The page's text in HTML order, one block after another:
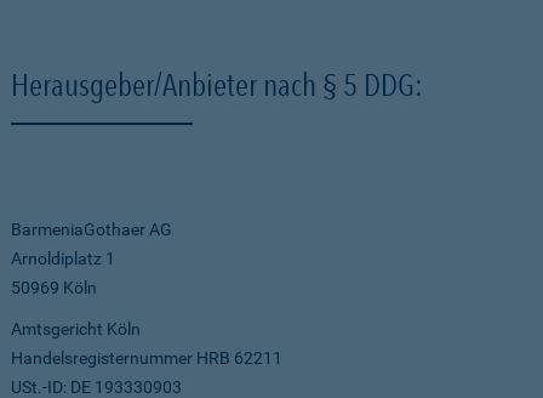
Herausgeber/Anbieter nach § 5 DDG:
BarmeniaGothaer AG
Arnoldiplatz 1
50969 Köln
Amtsgericht Köln
Handelsregisternummer HRB 62211
USt.-ID: DE 193330903